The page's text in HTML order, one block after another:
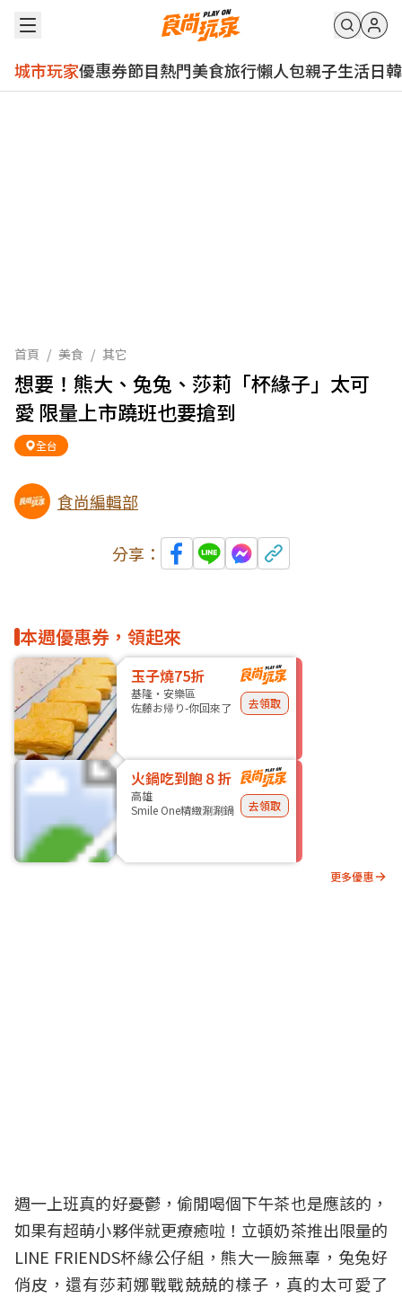
城市玩家優惠券節目熱門美食旅行懶人包親子生活日韓
首頁 / 美食 / 其它
想要！熊大、兔兔、莎莉「杯緣子」太可
愛 限量上市蹺班也要搶到
全台
食尚編輯部
分享：
本週優惠券，領起來
玉子燒75折
基隆・安樂區
佐藤お帰り-你回來了
去領取
火鍋吃到飽８折
高雄
Smile One精緻涮涮鍋
去領取
更多優惠
週一上班真的好憂鬱，偷閒喝個下午茶也是應該的，
如果有超萌小夥伴就更療癒啦！立頓奶茶推出限量的
LINE FRIENDS杯緣公仔組，熊大一臉無辜，兔兔好
俏皮，還有莎莉娜戰戰兢兢的樣子，真的太可愛了